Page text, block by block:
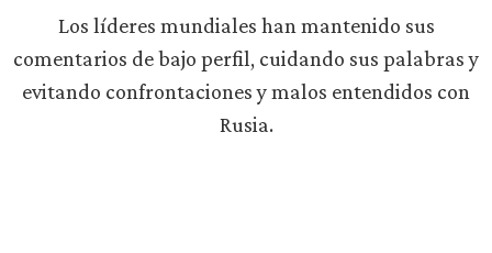
Los líderes mundiales han mantenido sus
comentarios de bajo perfil, cuidando sus palabras y
evitando confrontaciones y malos entendidos con
Rusia.